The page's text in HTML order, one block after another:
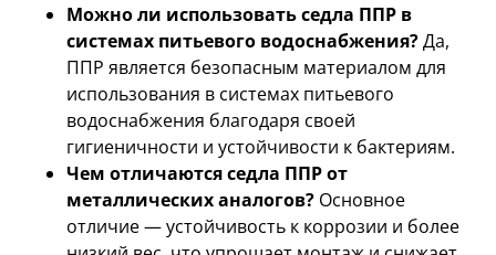
Можно ли использовать седла ППР в
системах питьевого водоснабжения?Да,
ППР является безопасным материалом для
использования в системах питьевого
водоснабжения благодаря своей
гигиеничности и устойчивости к бактериям.
Чем отличаются седла ППР от
металлических аналогов? Основное
отличие — устойчивость к коррозии и более